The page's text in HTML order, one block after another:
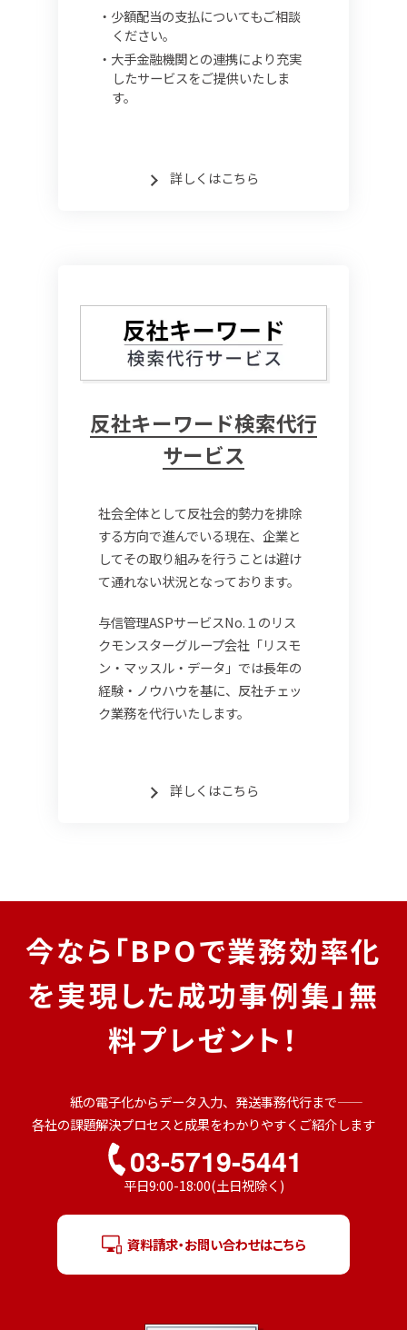
少額配当の支払についてもご相談
ください。
大手金融機関との連携により充実
したサービスをご提供いたしま
す。
詳しくはこちら
反社キーワード検索代行
サービス
社会全体として反社会的勢力を排除
する方向で進んでいる現在、企業と
してその取り組みを行うことは避け
て通れない状況となっております。
与信管理ASPサービスNo.１のリス
クモンスターグループ会社「リスモ
ン・マッスル・データ」では長年の
経験・ノウハウを基に、反社チェッ
ク業務を代行いたします。
詳しくはこちら
今なら「BPOで業務効率化
を実現した成功事例集」無
料プレゼント！
紙の電子化からデータ入力、発送事務代行まで――
各社の課題解決プロセスと成果をわかりやすくご紹介します
03-5719-5441
平日9:00-18:00(土日祝除く)
資料請求・お問い合わせはこちら